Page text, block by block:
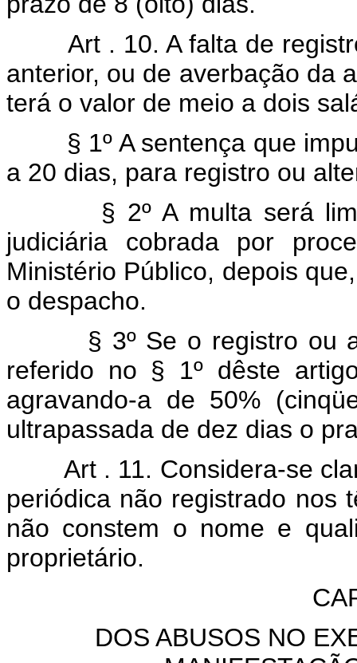
Art . 10. A falta de
anterior, ou de averbação da
terá o valor de meio a dois
§ 1º A sentença que
a 20 dias, para registro ou
§ 2º A multa será
judiciária cobrada por
Ministério Público, depois
o despacho.
§ 3º Se o registro ou
referido no § 1º dêste
agravando-a de 50%
ultrapassada de dez dias o
Art . 11. Considera-se
periódica não registrado nos
não constem o nome e
proprietário.
DOS ABUSOS NO